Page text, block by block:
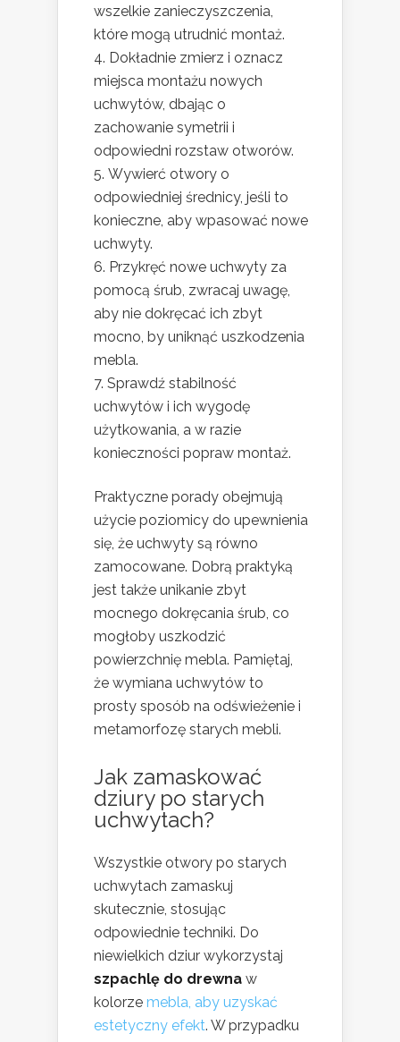
wszelkie zanieczyszczenia,
które mogą utrudnić montaż.
Dokładnie zmierz i oznacz
miejsca montażu nowych
uchwytów, dbając o
zachowanie symetrii i
odpowiedni rozstaw otworów.
Wywierć otwory o
odpowiedniej średnicy, jeśli to
konieczne, aby wpasować nowe
uchwyty.
Przykręć nowe uchwyty za
pomocą śrub, zwracaj uwagę,
aby nie dokręcać ich zbyt
mocno, by uniknąć uszkodzenia
mebla.
Sprawdź stabilność
uchwytów i ich wygodę
użytkowania, a w razie
konieczności popraw montaż.
Praktyczne porady obejmują
użycie poziomicy do upewnienia
się, że uchwyty są równo
zamocowane. Dobrą praktyką
jest także unikanie zbyt
mocnego dokręcania śrub, co
mogłoby uszkodzić
powierzchnię mebla. Pamiętaj,
że wymiana uchwytów to
prosty sposób na odświeżenie i
metamorfozę starych mebli.
Jak zamaskować
dziury po starych
uchwytach?
Wszystkie otwory po starych
uchwytach zamaskuj
skutecznie, stosując
odpowiednie techniki. Do
niewielkich dziur wykorzystaj
szpachlę do drewna w
kolorze mebla, aby uzyskać
estetyczny efekt. W przypadku